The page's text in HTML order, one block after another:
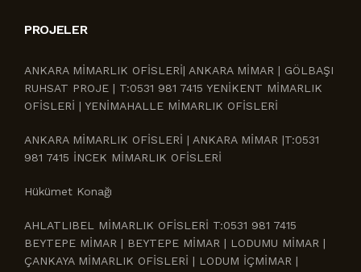
PROJELER
ANKARA MİMARLIK OFİSLERİ| ANKARA MİMAR | GÖLBAŞI
RUHSAT PROJE | T:0531 981 7415 YENİKENT MİMARLIK
OFİSLERİ | YENİMAHALLE MİMARLIK OFİSLERİ
ANKARA MİMARLIK OFİSLERİ | ANKARA MİMAR |T:0531
981 7415 İNCEK MİMARLIK OFİSLERİ
Hükümet Konağı
AHLATLIBEL MİMARLIK OFİSLERİ T:0531 981 7415
BEYTEPE MİMAR | BEYTEPE MİMAR | LODUMU MİMAR |
ÇANKAYA MİMARLIK OFİSLERİ | LODUM İÇMİMAR |